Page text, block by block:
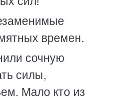
времен.
сочную
силы,
Мало кто из